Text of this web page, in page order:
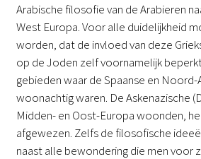
Arabische filosofie van de Arabieren
West Europa. Voor alle duidelijkheid
worden, dat de invloed van deze
op de Joden zelf voornamelijk
gebieden waar de Spaanse en
woonachtig waren. De Askenazische
Midden- en Oost-Europa woonden,
afgewezen. Zelfs de filosofische
naast alle bewondering die men voor